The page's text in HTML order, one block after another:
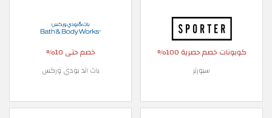
كوبونات خصم حصرية 100%
سبورتر
خصم حتى 10%
باث اند بودي وركس